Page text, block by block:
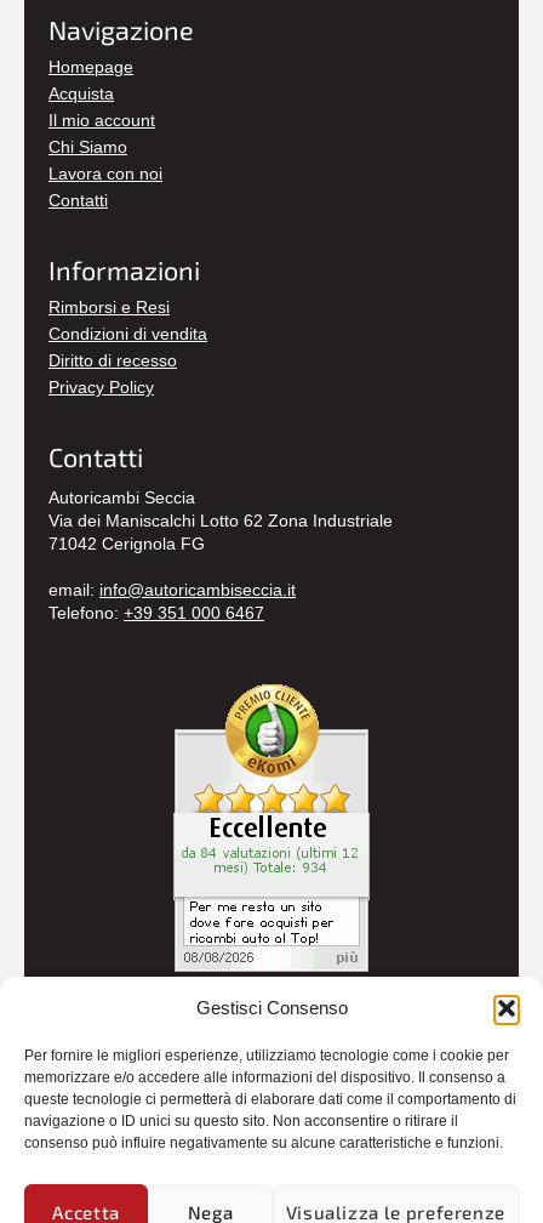
Gestisci Consenso
Per fornire le migliori esperienze, utilizziamo tecnologie come i cookie per
memorizzare e/o accedere alle informazioni del dispositivo. Il consenso a
queste tecnologie ci permetterà di elaborare dati come il comportamento di
navigazione o ID unici su questo sito. Non acconsentire o ritirare il
consenso può influire negativamente su alcune caratteristiche e funzioni.
Accetta Nega Visualizza le preferenze
Navigazione
Homepage
Acquista
Il mio account
Chi Siamo
Lavora con noi
Contatti
Informazioni
Rimborsi e Resi
Condizioni di vendita
Diritto di recesso
Privacy Policy
Contatti
Autoricambi Seccia
Via dei Maniscalchi Lotto 62 Zona Industriale
71042 Cerignola FG
email: info@autoricambiseccia.it
Telefono: +39 351 000 6467
Credits